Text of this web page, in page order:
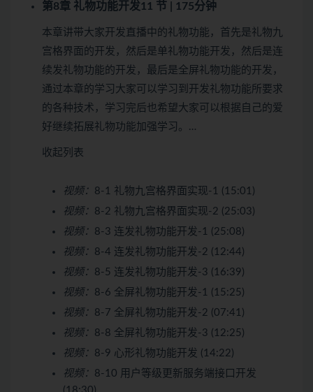
第8章 礼物功能开发11 节 | 175分钟
本章讲带大家开发直播中的礼物功能，首先是礼物九
宫格界面的开发，然后是单礼物功能开发，然后是连
续发礼物功能的开发，最后是全屏礼物功能的开发，
通过本章的学习大家可以学习到开发礼物功能所要求
的各种技术，学习完后也希望大家可以根据自己的爱
好继续拓展礼物功能加强学习。…
收起列表
视频： 8-1 礼物九宫格界面实现-1 (15:01)
视频： 8-2 礼物九宫格界面实现-2 (25:03)
视频： 8-3 连发礼物功能开发-1 (25:08)
视频： 8-4 连发礼物功能开发-2 (12:44)
视频： 8-5 连发礼物功能开发-3 (16:39)
视频： 8-6 全屏礼物功能开发-1 (15:25)
视频： 8-7 全屏礼物功能开发-2 (07:41)
视频： 8-8 全屏礼物功能开发-3 (12:25)
视频： 8-9 心形礼物功能开发 (14:22)
视频： 8-10 用户等级更新服务端接口开发